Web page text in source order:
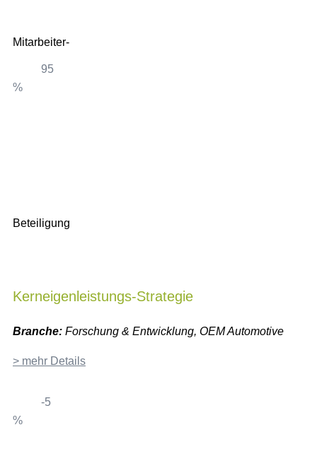
Mitarbeiter-
95
%
Beteiligung
Kerneigenleistungs-Strategie
Branche: Forschung & Entwicklung, OEM Automotive
> mehr Details
-5
%